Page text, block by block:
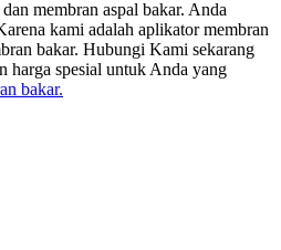
membran aspal bakar. Anda
kami adalah aplikator membran
bakar. Hubungi Kami sekarang
harga spesial untuk Anda yang
bakar.